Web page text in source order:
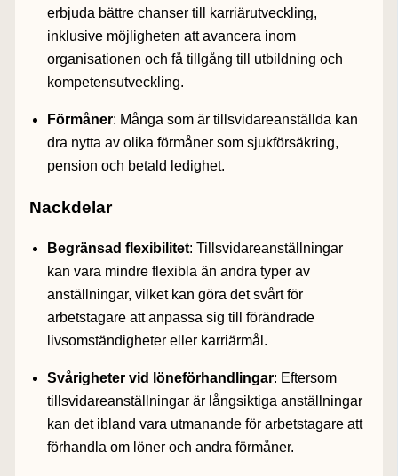
erbjuda bättre chanser till karriärutveckling,
inklusive möjligheten att avancera inom
organisationen och få tillgång till utbildning och
kompetensutveckling.
Förmåner: Många som är tillsvidareanställda kan
dra nytta av olika förmåner som sjukförsäkring,
pension och betald ledighet.
Nackdelar
Begränsad flexibilitet: Tillsvidareanställningar
kan vara mindre flexibla än andra typer av
anställningar, vilket kan göra det svårt för
arbetstagare att anpassa sig till förändrade
livsomständigheter eller karriärmål.
Svårigheter vid löneförhandlingar: Eftersom
tillsvidareanställningar är långsiktiga anställningar
kan det ibland vara utmanande för arbetstagare att
förhandla om löner och andra förmåner.